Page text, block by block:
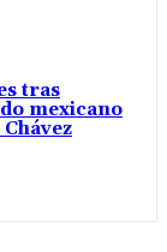
tras
mexicano